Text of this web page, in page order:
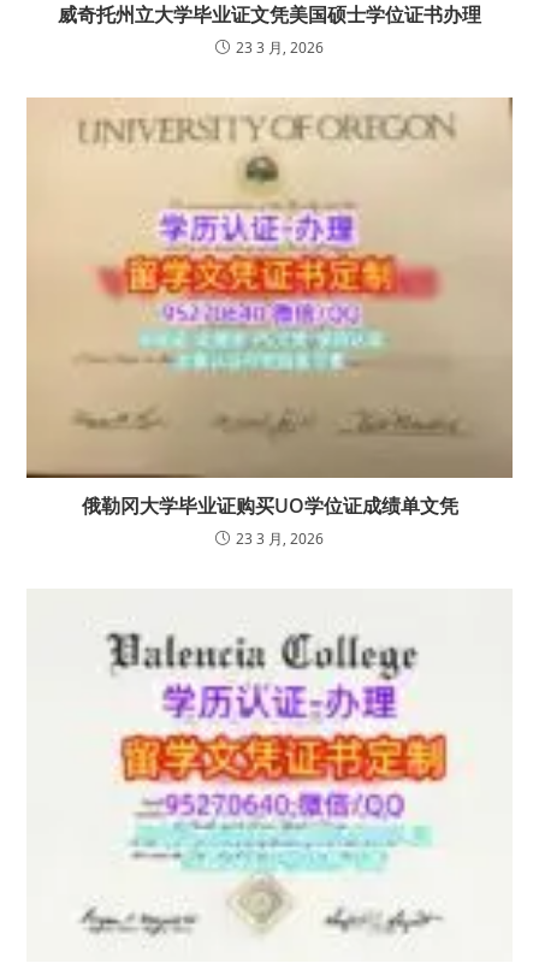
威奇托州立大学毕业证文凭美国硕士学位证书办理
23 3 月, 2026
俄勒冈大学毕业证购买UO学位证成绩单文凭
23 3 月, 2026